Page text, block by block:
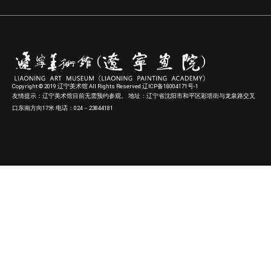
Copyright © 2019 辽宁美术馆 All Rights Reserved 辽ICP备18004171号-1
友情提示：辽宁美术馆目前无需预约参观。 地址：辽宁省沈阳市和平区彩塔街与龙泉路交叉
口东南方向17米 电话：024－23844181